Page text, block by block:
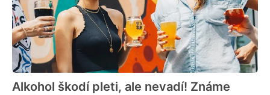
Alkohol škodí pleti, ale nevadí! Známe